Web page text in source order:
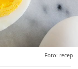
Foto: recep